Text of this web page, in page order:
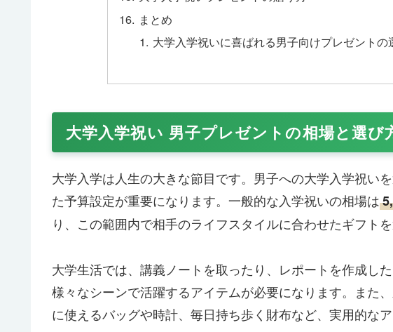
まとめ
大学入学祝いに喜ばれる男子向けプレゼント
大学入学祝い 男子プレゼントの相場と選び
大学入学は人生の大きな節目です。男子への大学入学祝い
た予算設定が重要になります。一般的な入学祝いの相場は
り、この範囲内で相手のライフスタイルに合わせたギフト
大学生活では、講義ノートを取ったり、レポートを作成し
様々なシーンで活躍するアイテムが必要になります。また
に使えるバッグや時計、毎日持ち歩く財布など、実用的な